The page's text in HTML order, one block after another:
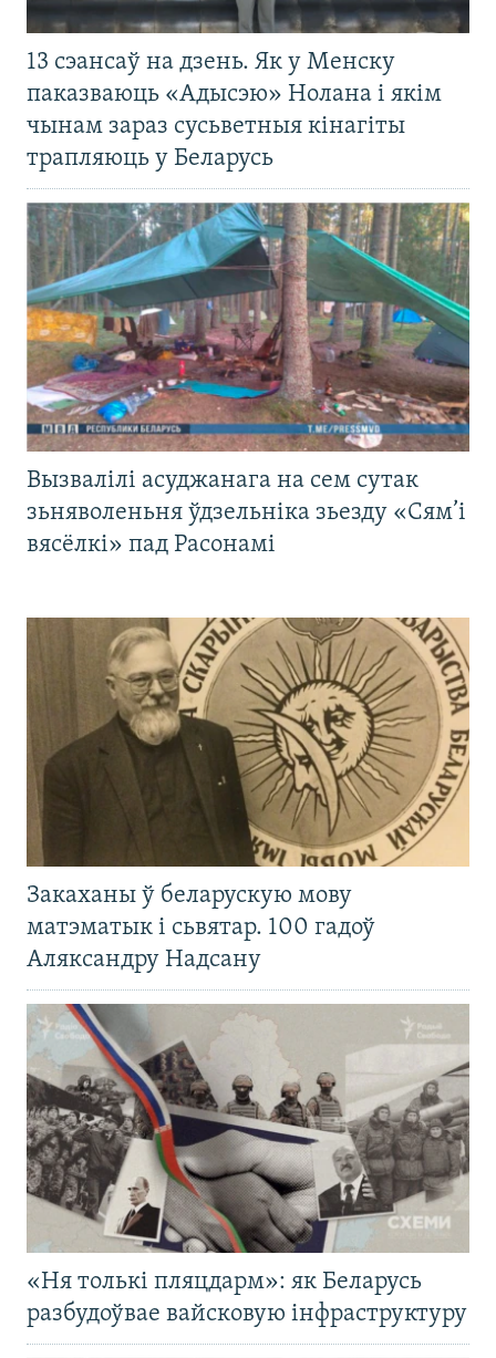
13 сэансаў на дзень. Як у Менску
паказваюць «Адысэю» Нолана і якім
чынам зараз сусьветныя кінагіты
трапляюць у Беларусь
Вызвалілі асуджанага на сем сутак
зьняволеньня ўдзельніка зьезду «Сям’і
вясёлкі» пад Расонамі
Закаханы ў беларускую мову
матэматык і сьвятар. 100 гадоў
Аляксандру Надсану
«Ня толькі пляцдарм»: як Беларусь
разбудоўвае вайсковую інфраструктуру